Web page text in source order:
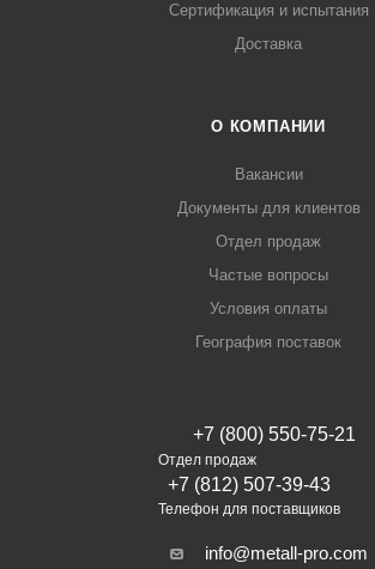
Сертификация и испытания
Доставка
О КОМПАНИИ
Вакансии
Документы для клиентов
Отдел продаж
Частые вопросы
Условия оплаты
География поставок
+7 (800) 550-75-21
Отдел продаж
+7 (812) 507-39-43
Телефон для поставщиков
info@metall-pro.com